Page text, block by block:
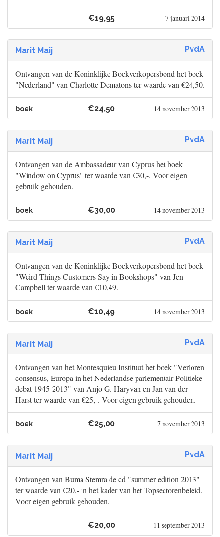
€19,95 7 januari 2014
Marit Maij PvdA
Ontvangen van de Koninklijke Boekverkopersbond het boek
"Nederland" van Charlotte Dematons ter waarde van €24,50.
boek €24,50 14 november 2013
Marit Maij PvdA
Ontvangen van de Ambassadeur van Cyprus het boek
"Window on Cyprus" ter waarde van €30,-. Voor eigen
gebruik gehouden.
boek €30,00 14 november 2013
Marit Maij PvdA
Ontvangen van de Koninklijke Boekverkopersbond het boek
"Weird Things Customers Say in Bookshops" van Jen
Campbell ter waarde van €10,49.
boek €10,49 14 november 2013
Marit Maij PvdA
Ontvangen van het Montesquieu Instituut het boek "Verloren
consensus, Europa in het Nederlandse parlementair Politieke
debat 1945-2013" van Anjo G. Haryvan en Jan van der
Harst ter waarde van €25,-. Voor eigen gebruik gehouden.
boek €25,00 7 november 2013
Marit Maij PvdA
Ontvangen van Buma Stemra de cd "summer edition 2013"
ter waarde van €20,- in het kader van het Topsectorenbeleid.
Voor eigen gebruik gehouden.
€20,00 11 september 2013